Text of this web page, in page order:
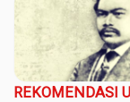
REKOMENDASI